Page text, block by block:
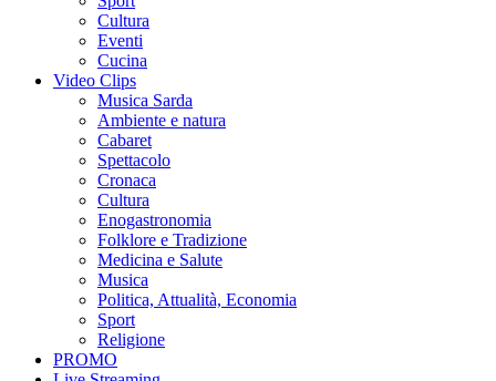
Cultura
Eventi
Cucina
Video Clips
Musica Sarda
Ambiente e natura
Cabaret
Spettacolo
Cronaca
Cultura
Enogastronomia
Folklore e Tradizione
Medicina e Salute
Musica
Politica, Attualità, Economia
Sport
Religione
PROMO